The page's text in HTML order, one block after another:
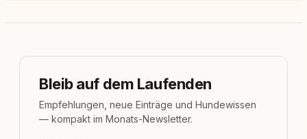
Bleib auf dem Laufenden
Empfehlungen, neue Einträge und Hundewissen
— kompakt im Monats-Newsletter.